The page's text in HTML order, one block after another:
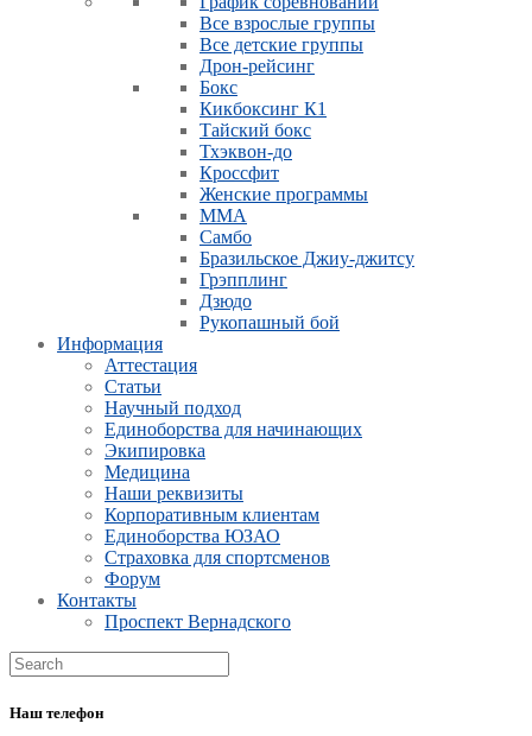
Все взрослые группы
Все детские группы
Дрон-рейсинг
Бокс
Кикбоксинг К1
Тайский бокс
Тхэквон-до
Кроссфит
Женские программы
ММА
Самбо
Бразильское Джиу-джитсу
Грэпплинг
Дзюдо
Рукопашный бой
Информация
Аттестация
Статьи
Научный подход
Единоборства для начинающих
Экипировка
Медицина
Наши реквизиты
Корпоративным клиентам
Единоборства ЮЗАО
Страховка для спортсменов
Форум
Контакты
Проспект Вернадского
Наш телефон